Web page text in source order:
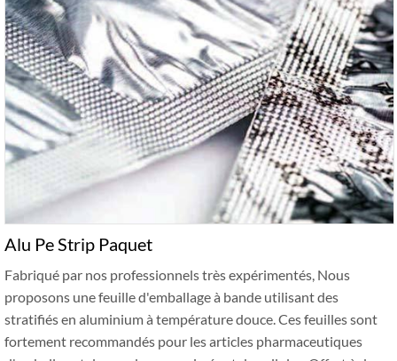
Alu Pe Strip Paquet
Fabriqué par nos professionnels très expérimentés, Nous
proposons une feuille d'emballage à bande utilisant des
stratifiés en aluminium à température douce. Ces feuilles sont
fortement recommandés pour les articles pharmaceutiques